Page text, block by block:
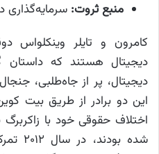
منبع ثروت:
کامرون و تایلر وینکلواس
دیجیتال هستند که
دیجیتال، پر از جاه‌طلبی،
این دو برادر از طریق بیت
اختلاف حقوقی خود با
شده